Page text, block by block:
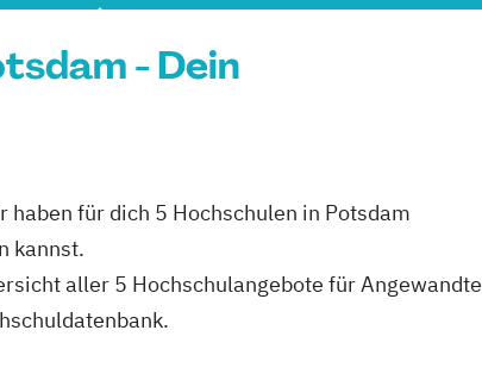
- Dein
für dich 5 Hochschulen in Potsdam
kannst.
aller 5 Hochschulangebote für Angewandte